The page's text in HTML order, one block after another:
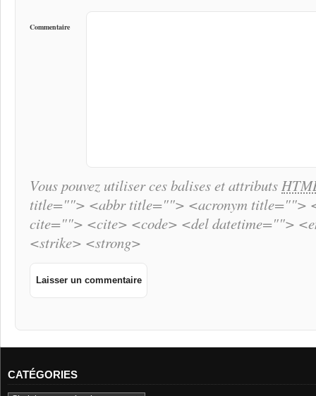
Commentaire
Vous pouvez utiliser ces balises et attributs
title=""> <abbr title=""> <acronym title="">
cite=""> <cite> <code> <del datetime="">
<strike> <strong>
CATÉGORIES